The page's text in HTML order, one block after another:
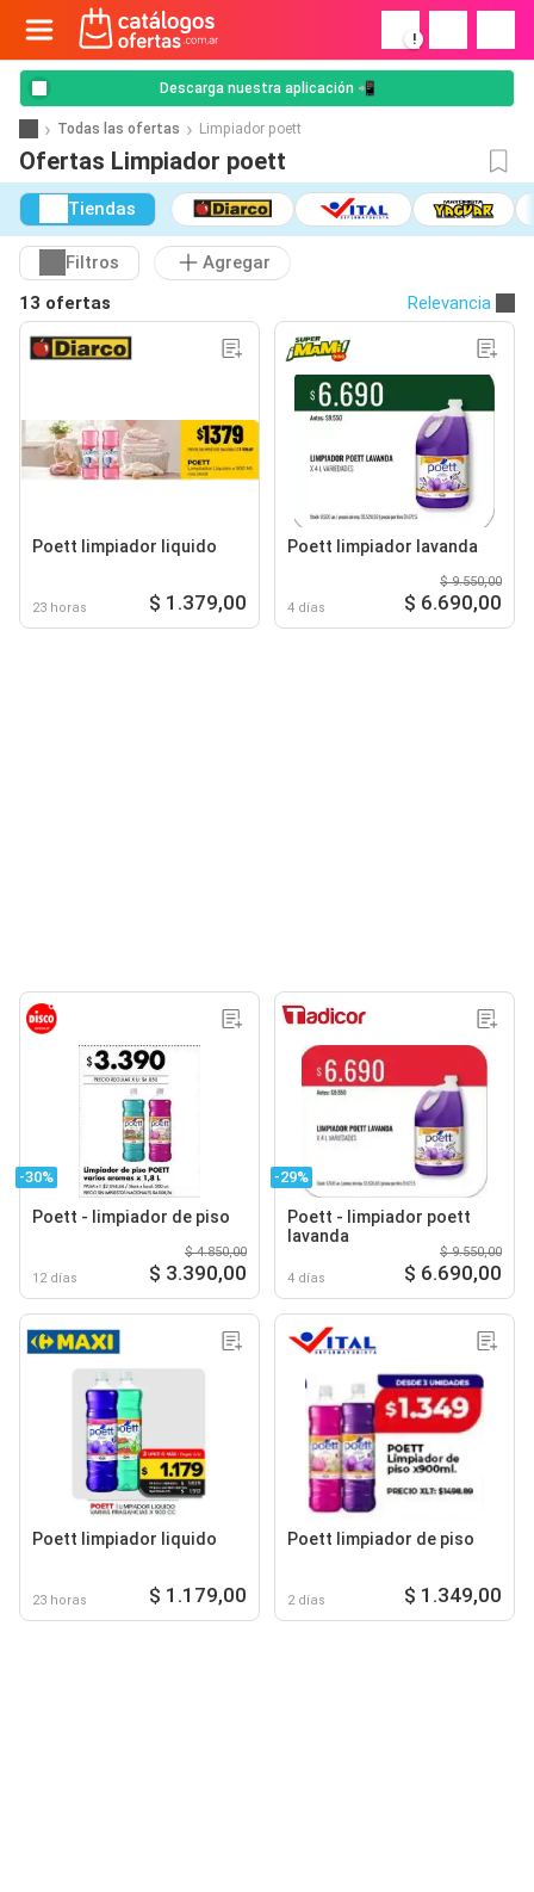
!
Descarga nuestra aplicación 📲
Todas las ofertas Limpiador poett
Ofertas Limpiador poett
Tiendas
Filtros
Agregar
13 ofertas
Relevancia
Poett limpiador liquido
23 horas $ 1.379,00
Poett limpiador lavanda
4 días
$ 9.550,00
$ 6.690,00
-30%
Poett - limpiador de piso
12 días
$ 4.850,00
$ 3.390,00
-29%
Poett - limpiador poett
lavanda
4 días
$ 9.550,00
$ 6.690,00
Poett limpiador liquido
23 horas $ 1.179,00
Poett limpiador de piso
2 días $ 1.349,00